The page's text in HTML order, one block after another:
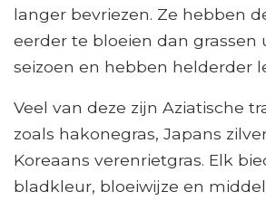
langer bevriezen. Ze hebben
eerder te bloeien dan grassen
seizoen en hebben helderder
Veel van deze zijn Aziatische
zoals hakonegras, Japans
Koreaans verenrietgras. Elk
bladkleur, bloeiwijze en